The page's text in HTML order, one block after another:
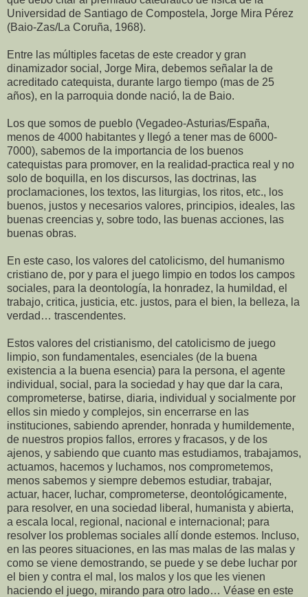
Universidad de Santiago de Compostela, Jorge Mira Pérez
(Baio-Zas/La Coruña, 1968).
Entre las múltiples facetas de este creador y gran
dinamizador social, Jorge Mira, debemos señalar la de
acreditado catequista, durante largo tiempo (mas de 25
años), en la parroquia donde nació, la de Baio.
Los que somos de pueblo (Vegadeo-Asturias/España,
menos de 4000 habitantes y llegó a tener mas de 6000-
7000), sabemos de la importancia de los buenos
catequistas para promover, en la realidad-practica real y no
solo de boquilla, en los discursos, las doctrinas, las
proclamaciones, los textos, las liturgias, los ritos, etc., los
buenos, justos y necesarios valores, principios, ideales, las
buenas creencias y, sobre todo, las buenas acciones, las
buenas obras.
En este caso, los valores del catolicismo, del humanismo
cristiano de, por y para el juego limpio en todos los campos
sociales, para la deontología, la honradez, la humildad, el
trabajo, critica, justicia, etc. justos, para el bien, la belleza, la
verdad… trascendentes.
Estos valores del cristianismo, del catolicismo de juego
limpio, son fundamentales, esenciales (de la buena
existencia a la buena esencia) para la persona, el agente
individual, social, para la sociedad y hay que dar la cara,
comprometerse, batirse, diaria, individual y socialmente por
ellos sin miedo y complejos, sin encerrarse en las
instituciones, sabiendo aprender, honrada y humildemente,
de nuestros propios fallos, errores y fracasos, y de los
ajenos, y sabiendo que cuanto mas estudiamos, trabajamos,
actuamos, hacemos y luchamos, nos comprometemos,
menos sabemos y siempre debemos estudiar, trabajar,
actuar, hacer, luchar, comprometerse, deontológicamente,
para resolver, en una sociedad liberal, humanista y abierta,
a escala local, regional, nacional e internacional; para
resolver los problemas sociales allí donde estemos. Incluso,
en las peores situaciones, en las mas malas de las malas y
como se viene demostrando, se puede y se debe luchar por
el bien y contra el mal, los malos y los que les vienen
haciendo el juego, mirando para otro lado… Véase en este